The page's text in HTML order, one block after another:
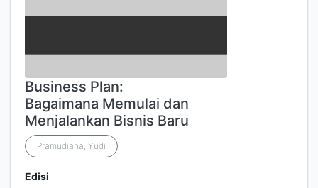
Business Plan:
Bagaimana Memulai dan
Menjalankan Bisnis Baru
Pramudiana, Yudi
Edisi